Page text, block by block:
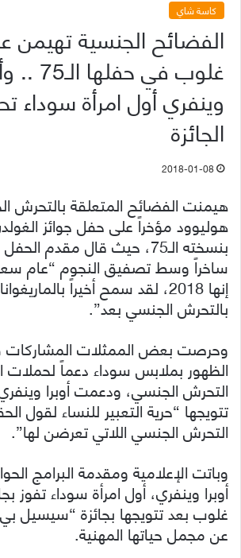
كاسة شاي
الفضائح الجنسية تهيمن
غلوب في
وينفري أول امرأة
الجائزة
2018-01-08
هيمنت الفضائح المتعلقة بالتحرش
هوليوود مؤخراً على حفل جوائز
بنسخته الـ75، حيث قال مقدم
ساخراً وسط تصفيق النجوم “عام
إنها 2018، لقد سمح أخيراً
بالتحرش الجنسي بعد”.
وحرصت بعض الممثلات المشاركات
الظهور بملابس سوداء دعماً لحملات
التحرش الجنسي، ودعمت أوبرا
تتويجها “حرية التعبير للنساء لقول
التحرش الجنسي اللاتي تعرضن لها”.
وباتت الإعلامية ومقدمة البرامج
أوبرا وينفري، أول امرأة سوداء تفوز
غلوب بعد تتويجها بجائزة “سيسيل
عن مجمل حياتها المهنية.